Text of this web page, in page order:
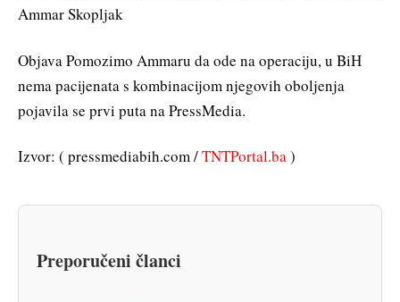
Ammar Skopljak
Objava Pomozimo Ammaru da ode na operaciju, u BiH
nema pacijenata s kombinacijom njegovih oboljenja
pojavila se prvi puta na PressMedia.
Izvor: ( pressmediabih.com /TNTPortal.ba)
Preporučeni članci